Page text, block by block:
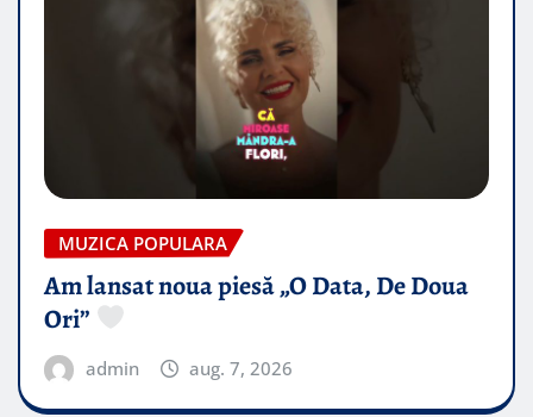
MUZICA POPULARA
Am lansat noua piesă „O Data, De Doua
Ori”
admin aug. 7, 2026